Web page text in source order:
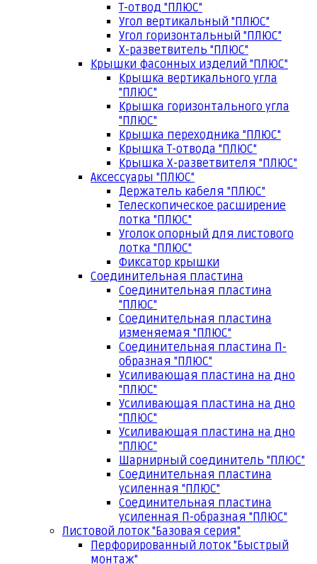
Т-отвод "ПЛЮС"
Угол вертикальный "ПЛЮС"
Угол горизонтальный "ПЛЮС"
Х-разветвитель "ПЛЮС"
Крышки фасонных изделий "ПЛЮС"
Крышка вертикального угла
"ПЛЮС"
Крышка горизонтального угла
"ПЛЮС"
Крышка переходника "ПЛЮС"
Крышка Т-отвода "ПЛЮС"
Крышка Х-разветвителя "ПЛЮС"
Аксессуары "ПЛЮС"
Держатель кабеля "ПЛЮС"
Телескопическое расширение
лотка "ПЛЮС"
Уголок опорный для листового
лотка "ПЛЮС"
Фиксатор крышки
Соединительная пластина
Соединительная пластина
"ПЛЮС"
Соединительная пластина
изменяемая "ПЛЮС"
Соединительная пластина П-
образная "ПЛЮС"
Усиливающая пластина на дно
"ПЛЮС"
Усиливающая пластина на дно
"ПЛЮС"
Усиливающая пластина на дно
"ПЛЮС"
Шарнирный соединитель "ПЛЮС"
Соединительная пластина
усиленная "ПЛЮС"
Соединительная пластина
усиленная П-образная "ПЛЮС"
Листовой лоток "Базовая серия"
Перфорированный лоток "Быстрый
монтаж"